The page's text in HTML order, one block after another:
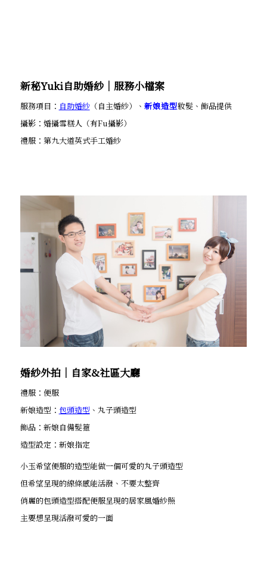
新秘Yuki自助婚紗│服務小檔案
服務項目： 自助婚紗（自主婚紗）、 新娘造型妝髮、飾品提供
攝影：婚攝雪糕人（有Fu攝影）
禮服：第九大道英式手工婚紗
婚紗外拍│自家&社區大廳
禮服：便服
新娘造型： 包頭造型 、丸子頭造型
飾品：新娘自備髮箍
造型設定：新娘指定
小玉希望便服的造型能做一個可愛的丸子頭造型
但希望呈現的線條感能活潑、不要太整齊
俏麗的包頭造型搭配便服呈現的居家風婚紗照
主要想呈現活潑可愛的一面